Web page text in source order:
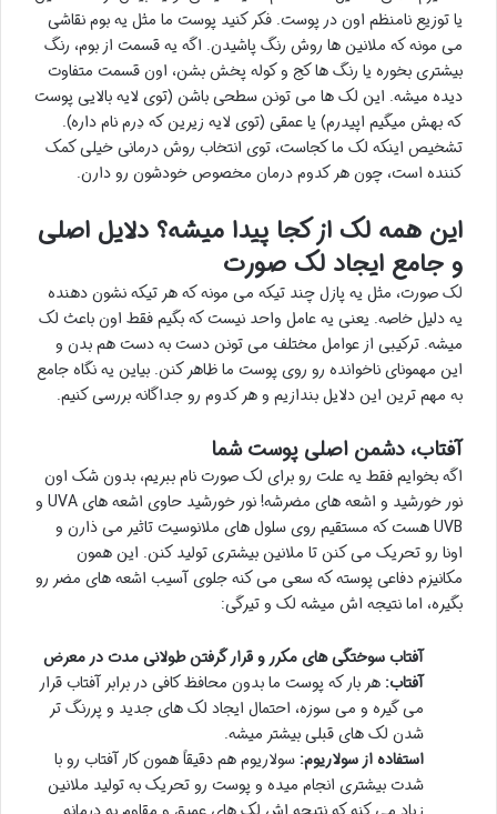
یا توزیع نامنظم اون در پوست. فکر کنید پوست ما مثل یه بوم نقاشی
می مونه که ملانین ها روش رنگ پاشیدن. اگه یه قسمت از بوم، رنگ
بیشتری بخوره یا رنگ ها کج و کوله پخش بشن، اون قسمت متفاوت
دیده میشه. این لک ها می تونن سطحی باشن (توی لایه بالایی پوست
که بهش میگیم اپیدرم) یا عمقی (توی لایه زیرین که دِرم نام داره).
تشخیص اینکه لک ما کجاست، توی انتخاب روش درمانی خیلی کمک
کننده است، چون هر کدوم درمان مخصوص خودشون رو دارن.
این همه لک از کجا پیدا میشه؟ دلایل اصلی
و جامع ایجاد لک صورت
لک صورت، مثل یه پازل چند تیکه می مونه که هر تیکه نشون دهنده
یه دلیل خاصه. یعنی یه عامل واحد نیست که بگیم فقط اون باعث لک
میشه. ترکیبی از عوامل مختلف می تونن دست به دست هم بدن و
این مهمونای ناخوانده رو روی پوست ما ظاهر کنن. بیاین یه نگاه جامع
به مهم ترین این دلایل بندازیم و هر کدوم رو جداگانه بررسی کنیم.
آفتاب، دشمن اصلی پوست شما
اگه بخوایم فقط یه علت رو برای لک صورت نام ببریم، بدون شک اون
نور خورشید و اشعه های مضرشه! نور خورشید حاوی اشعه های UVA و
UVB هست که مستقیم روی سلول های ملانوسیت تاثیر می ذارن و
اونا رو تحریک می کنن تا ملانین بیشتری تولید کنن. این همون
مکانیزم دفاعی پوسته که سعی می کنه جلوی آسیب اشعه های مضر رو
بگیره، اما نتیجه اش میشه لک و تیرگی:
آفتاب سوختگی های مکرر و قرار گرفتن طولانی مدت در معرض
آفتاب: هر بار که پوست ما بدون محافظ کافی در برابر آفتاب قرار
می گیره و می سوزه، احتمال ایجاد لک های جدید و پررنگ تر
شدن لک های قبلی بیشتر میشه.
استفاده از سولاریوم: سولاریوم هم دقیقاً همون کار آفتاب رو با
شدت بیشتری انجام میده و پوست رو تحریک به تولید ملانین